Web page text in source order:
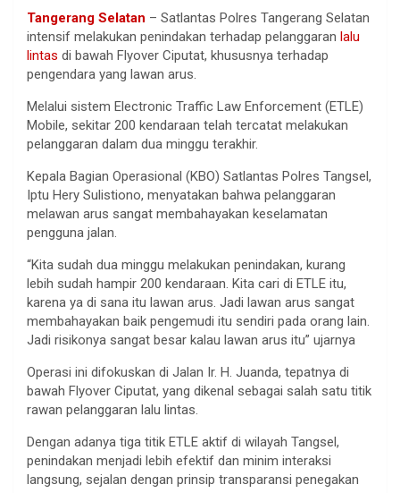
Tangerang Selatan – Satlantas Polres Tangerang Selatan
intensif melakukan penindakan terhadap pelanggaran lalu
lintas di bawah Flyover Ciputat, khususnya terhadap
pengendara yang lawan arus.
Melalui sistem Electronic Traffic Law Enforcement (ETLE)
Mobile, sekitar 200 kendaraan telah tercatat melakukan
pelanggaran dalam dua minggu terakhir.
Kepala Bagian Operasional (KBO) Satlantas Polres Tangsel,
Iptu Hery Sulistiono, menyatakan bahwa pelanggaran
melawan arus sangat membahayakan keselamatan
pengguna jalan.
“Kita sudah dua minggu melakukan penindakan, kurang
lebih sudah hampir 200 kendaraan. Kita cari di ETLE itu,
karena ya di sana itu lawan arus. Jadi lawan arus sangat
membahayakan baik pengemudi itu sendiri pada orang lain.
Jadi risikonya sangat besar kalau lawan arus itu” ujarnya
Operasi ini difokuskan di Jalan Ir. H. Juanda, tepatnya di
bawah Flyover Ciputat, yang dikenal sebagai salah satu titik
rawan pelanggaran lalu lintas.
Dengan adanya tiga titik ETLE aktif di wilayah Tangsel,
penindakan menjadi lebih efektif dan minim interaksi
langsung, sejalan dengan prinsip transparansi penegakan